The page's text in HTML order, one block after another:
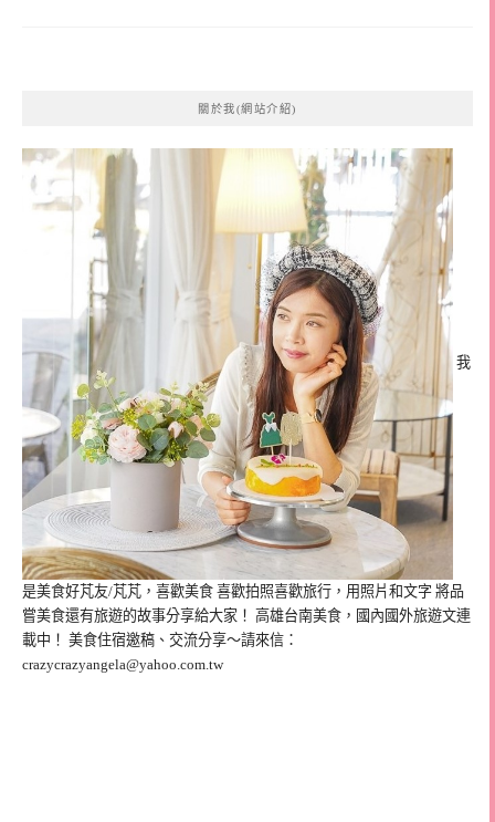
關於我(網站介紹)
我
是美食好芃友/芃芃，喜歡美食 喜歡拍照喜歡旅行，用照片和文字 將品
嘗美食還有旅遊的故事分享給大家！ 高雄台南美食，國內國外旅遊文連
載中！ 美食住宿邀稿、交流分享～請來信：
crazycrazyangela@yahoo.com.tw